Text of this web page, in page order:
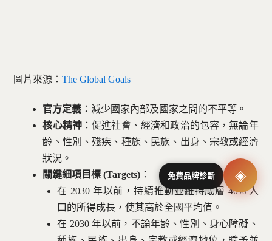
圖片來源：The Global Goals
官方定義 ：減少國家內部及國家之間的不平等。
核心精神 ：促進社會、經濟和政治的包容，無論年
齡、性別、殘疾、種族、民族、出身、宗教或經濟
狀況。
關鍵細項目標 (Targets) ：
在 2030 年以前，持續推動並維持底層 40% 人
口的所得成長，使其高於全國平均值。
在 2030 年以前，不論年齡、性別、身心障礙、
免費品牌診斷 ◈